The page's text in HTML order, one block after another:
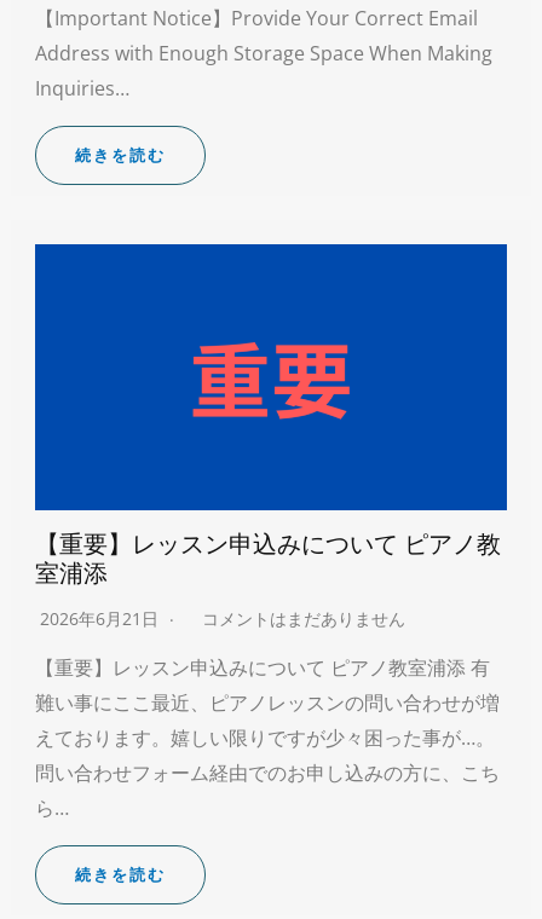
【Important Notice】Provide Your Correct Email
Address with Enough Storage Space When Making
Inquiries…
続きを読む
【重要】レッスン申込みについて ピアノ教
室浦添
2026年6月21日 コメントはまだありません
【重要】レッスン申込みについて ピアノ教室浦添 有
難い事にここ最近、ピアノレッスンの問い合わせが増
えております。嬉しい限りですが少々困った事が…。
問い合わせフォーム経由でのお申し込みの方に、こち
ら…
続きを読む